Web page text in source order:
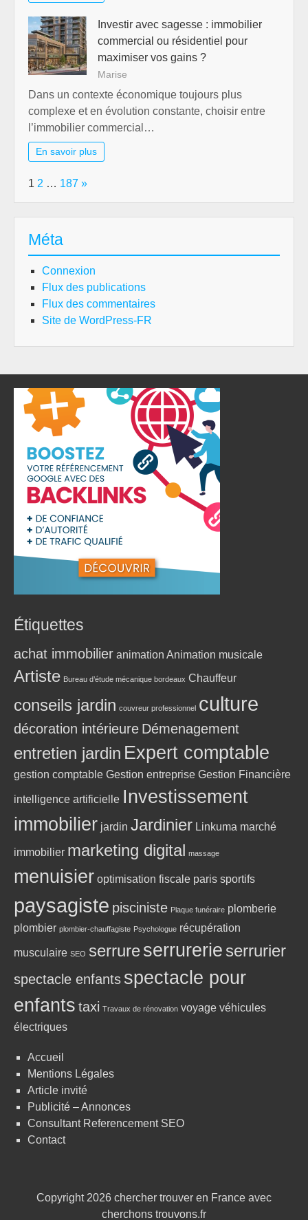
Investir avec sagesse : immobilier
commercial ou résidentiel pour
maximiser vos gains ?
Marise
Dans un contexte économique toujours plus
complexe et en évolution constante, choisir entre
l’immobilier commercial…
En savoir plus
Page:
1 2 … 187 Next
»
Méta
Connexion
Flux des publications
Flux des commentaires
Site de WordPress-FR
Étiquettes
achat immobilier animation Animation musicale
Artiste Bureau d’étude mécanique bordeaux Chauffeur
conseils jardin couvreur professionnel culture
décoration intérieure Démenagement
entretien jardin Expert comptable
gestion comptable Gestion entreprise Gestion Financière
intelligence artificielle Investissement
immobilier jardin Jardinier Linkuma marché
immobilier marketing digital massage
menuisier optimisation fiscale paris sportifs
paysagiste pisciniste Plaque funéraire plomberie
plombier plombier-chauffagiste Psychologue récupération
musculaire SEO serrureserrurerie serrurier
spectacle enfants spectacle pour
enfants taxi Travaux de rénovation voyage véhicules
électriques
Accueil
Mentions Légales
Article invité
Publicité – Annonces
Consultant Referencement SEO
Contact
Copyright 2026 chercher trouver en France avec
cherchons trouvons.fr